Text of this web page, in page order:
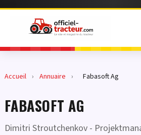
Accueil › Annuaire › Fabasoft Ag
FABASOFT AG
Dimitri Stroutchenkov -